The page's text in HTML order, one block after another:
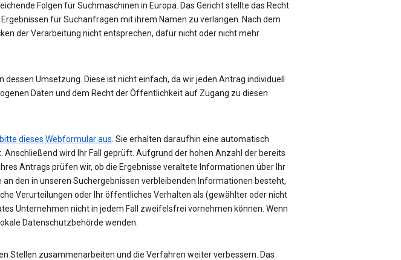
Folgen für Suchmaschinen in Europa. Das Gericht stellte das Recht
für Suchanfragen mit ihrem Namen zu verlangen. Nach dem
der Verarbeitung nicht entsprechen, dafür nicht oder nicht mehr
Umsetzung. Diese ist nicht einfach, da wir jeden Antrag individuell
Daten und dem Recht der Öffentlichkeit auf Zugang zu diesen
dieses Webformular aus . Sie erhalten daraufhin eine automatisch
wird Ihr Fall geprüft. Aufgrund der hohen Anzahl der bereits
Antrags prüfen wir, ob die Ergebnisse veraltete Informationen über Ihr
den in unseren Suchergebnissen verbleibenden Informationen besteht,
Verurteilungen oder Ihr öffentliches Verhalten als (gewählter oder nicht
Unternehmen nicht in jedem Fall zweifelsfrei vornehmen können. Wenn
Datenschutzbehörde wenden.
Stellen zusammenarbeiten und die Verfahren weiter verbessern. Das